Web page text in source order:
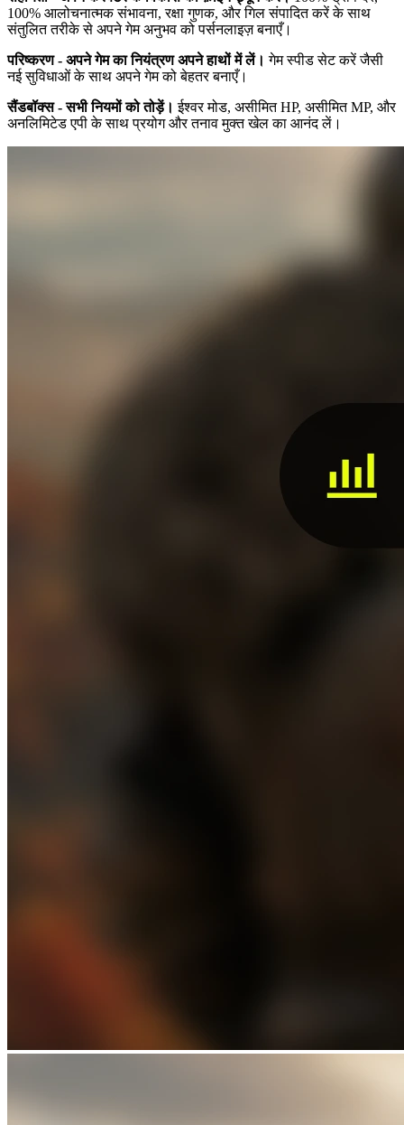
100% आलोचनात्मक संभावना, रक्षा गुणक, और गिल संपादित करें के साथ
संतुलित तरीके से अपने गेम अनुभव को पर्सनलाइज़ बनाएँ।
परिष्करण - अपने गेम का नियंत्रण अपने हाथों में लें। गेम स्पीड सेट करें जैसी
नई सुविधाओं के साथ अपने गेम को बेहतर बनाएँ।
सैंडबॉक्स - सभी नियमों को तोड़ें। ईश्वर मोड, असीमित HP, असीमित MP, और
अनलिमिटेड एपी के साथ प्रयोग और तनाव मुक्त खेल का आनंद लें।